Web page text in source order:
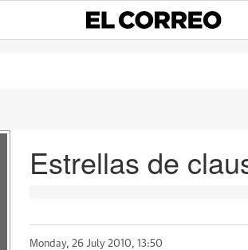
Estrellas de
Monday, 26 July 2010, 13:50